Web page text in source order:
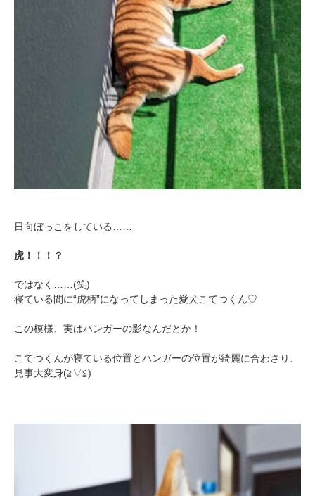
日向ぼっこをしている……
虎！！！？
ではなく……(笑)
寝ている間に“虎柄”になってしまった愛犬こてつくん♡
この模様、実はハンガーの影なんだとか！
こてつくんが寝ている位置とハンガーの位置が綺麗に合わさり、
見事大変身(≧▽≦)